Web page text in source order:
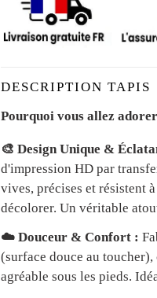
DESCRIPTION TAPIS
Pourquoi vous allez
🎨 Design Unique &
d'impression HD par
vives, précises et résistent
décolorer. Un véritable
☁️ Douceur & Confort :
(surface douce au
agréable sous les pieds.